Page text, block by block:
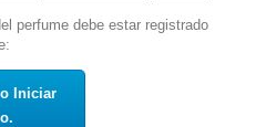
perfume debe estar registrado
Iniciar